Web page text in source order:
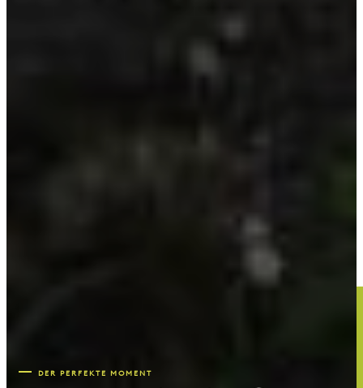
DER PERFEKTE MOMENT